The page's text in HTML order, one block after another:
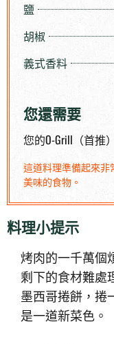
鹽
胡椒
義式香料
您還需要
您的O-Grill（首推）
這道料理準備起來
美味的食物。
料理小提示
烤肉的一千萬個
剩下的食材難處
墨西哥捲餅，捲
是一道新菜色。